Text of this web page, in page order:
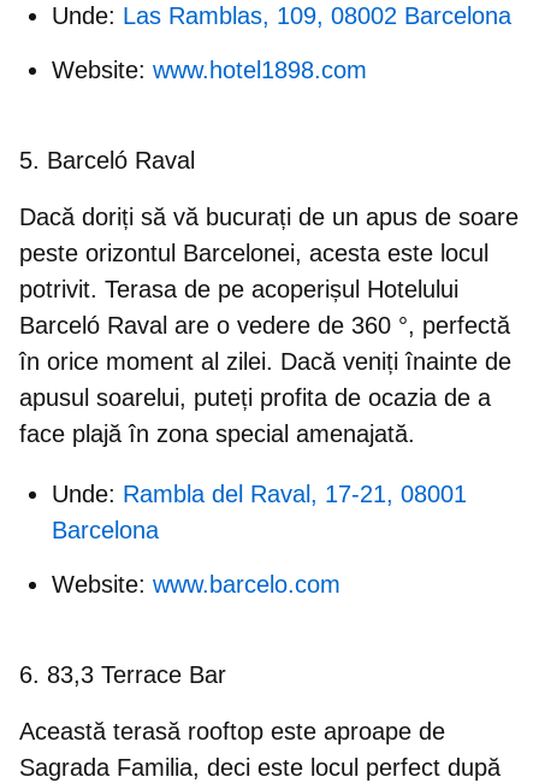
Unde: Las Ramblas, 109, 08002 Barcelona
Website: www.hotel1898.com
5. Barceló Raval
Dacă doriți să vă bucurați de un apus de soare
peste orizontul Barcelonei, acesta este locul
potrivit. Terasa de pe acoperișul Hotelului
Barceló Raval are o vedere de 360 °, perfectă
în orice moment al zilei. Dacă veniți înainte de
apusul soarelui, puteți profita de ocazia de a
face plajă în zona special amenajată.
Unde: Rambla del Raval, 17-21, 08001
Barcelona
Website: www.barcelo.com
6. 83,3 Terrace Bar
Această terasă rooftop este aproape de
Sagrada Familia, deci este locul perfect după